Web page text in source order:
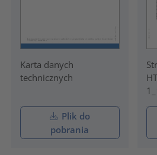
Karta danych
technicznych
Plik do
pobrania